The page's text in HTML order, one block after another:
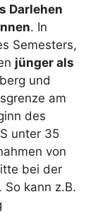
Darlehen
. In
Semesters,
jünger als
und
am
des
unter 35
von
bei der
kann z.B.